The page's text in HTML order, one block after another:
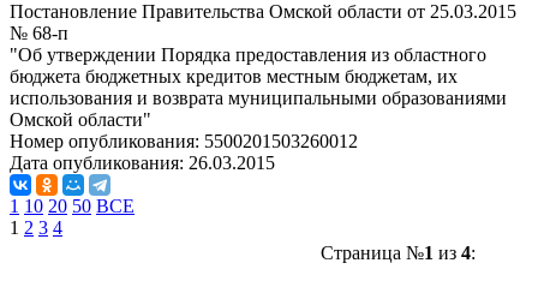
Постановление Правительства Омской области от 25.03.2015
№ 68-п
"Об утверждении Порядка предоставления из областного
бюджета бюджетных кредитов местным бюджетам, их
использования и возврата муниципальными образованиями
Омской области"
Номер опубликования: 5500201503260012
Дата опубликования: 26.03.2015
1 10 20 50 ВСЕ
1 2 3 4
Страница №1 из 4: